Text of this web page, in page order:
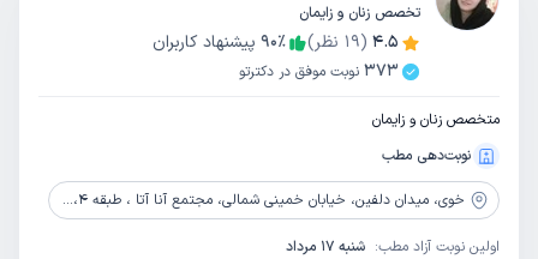
تخصص زنان و زایمان
4.5
(
19 نظر) 90٪
پیشنهاد کاربران
373 نوبت موفق در دکترتو
متخصص زنان و زایمان
نوبت‌دهی مطب
خوی، میدان دلفین، خیابان خمینی شمالی، مجتمع آنا آتا ، طبقه 4، واحد 412
اولین نوبت آزاد مطب: شنبه 17 مرداد